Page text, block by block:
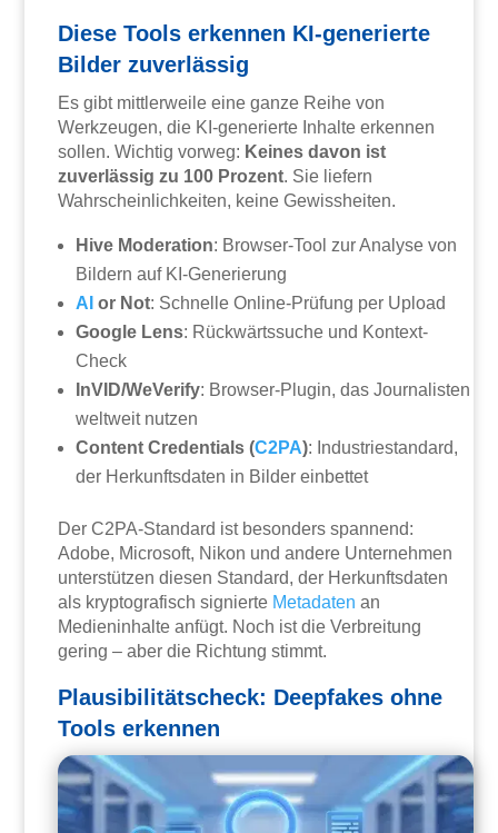
Diese Tools erkennen KI-generierte
Bilder zuverlässig
Es gibt mittlerweile eine ganze Reihe von
Werkzeugen, die KI-generierte Inhalte erkennen
sollen. Wichtig vorweg: Keines davon ist
zuverlässig zu 100 Prozent. Sie liefern
Wahrscheinlichkeiten, keine Gewissheiten.
Hive Moderation: Browser-Tool zur Analyse von
Bildern auf KI-Generierung
AI or Not: Schnelle Online-Prüfung per Upload
Google Lens: Rückwärtssuche und Kontext-
Check
InVID/WeVerify: Browser-Plugin, das Journalisten
weltweit nutzen
Content Credentials (C2PA): Industriestandard,
der Herkunftsdaten in Bilder einbettet
Der C2PA-Standard ist besonders spannend:
Adobe, Microsoft, Nikon und andere Unternehmen
unterstützen diesen Standard, der Herkunftsdaten
als kryptografisch signierte Metadaten an
Medieninhalte anfügt. Noch ist die Verbreitung
gering – aber die Richtung stimmt.
Plausibilitätscheck: Deepfakes ohne
Tools erkennen